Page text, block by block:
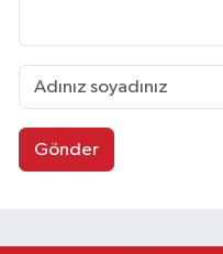
Gönder